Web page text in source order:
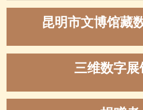
昆明市文博馆藏
三维数字